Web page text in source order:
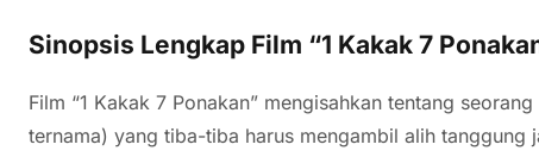
Sinopsis Lengkap Film “1 Kakak 7
Film “1 Kakak 7 Ponakan” mengisahkan tentang
ternama) yang tiba-tiba harus mengambil alih